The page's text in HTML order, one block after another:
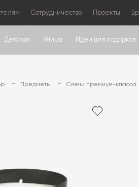
Сотрудничество Проекты
Детская Улица Идеи для подарков
Предметы Свечи премиум-класса